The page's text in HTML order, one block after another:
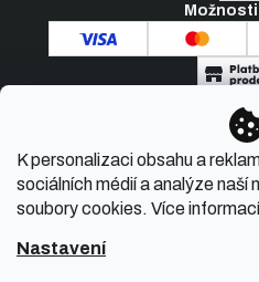
K personalizaci obsahu a
sociálních médií a analýze naší
soubory cookies. Více
Nastavení
KONTAKT
Copyright 2026